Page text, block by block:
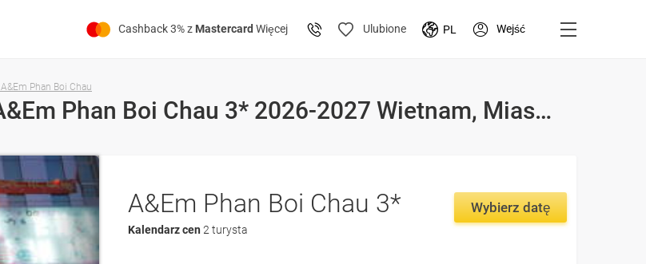
Cashback 3% z Mastercard Więcej Ulubione PL Wejść
A&Em Phan Boi Chau
Wakacje i ceny wakacji w hotelu A&Em Phan Boi Chau 3* 2026-2027 Wietnam, Miasto Ho Chi Minh (Sajgon)
A&Em Phan Boi Chau 3*
Kalendarz cen 2 turysta
Wybierz datę